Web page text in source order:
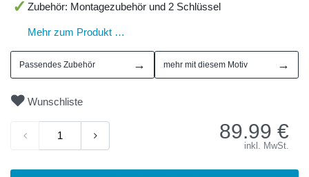
Zubehör: Montagezubehör und 2 Schlüssel
Mehr zum Produkt …
Passendes Zubehör → mehr mit diesem Motiv →
Wunschliste
89.99 €
inkl. MwSt.